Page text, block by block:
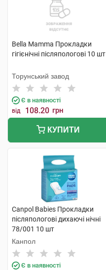
Bella Мamma Прокладки
гiгiєнiчнi післяпологові 10 шт
Торунський завод
Є в наявності
від 108.20 грн
КУПИТИ
Canpol Babies Прокладки
післяпологові дихаючі нічні
78/001 10 шт
Канпол
Є в наявності